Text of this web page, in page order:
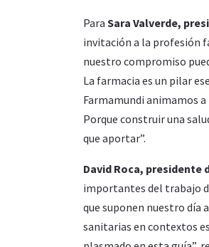
Para Sara Valverde,
invitación a la profesión
nuestro compromiso
La farmacia es un pilar
Farmamundi animamos
Porque construir una
que aportar”.
David Roca, presidente
importantes del trabajo
que suponen nuestro día
sanitarias en contextos